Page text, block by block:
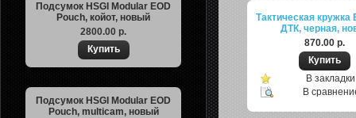
Подсумок HSGI Modular EOD
Pouch, койот, новый
2800.00 р.
Подсумок HSGI Modular EOD
Pouch, multicam, новый
Тактическая кружка
ДТК, черная,
870.00 р.
В закладки
В